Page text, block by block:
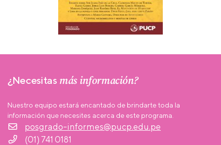
¿Necesitas más información?
Nuestro equipo estará encantado de brindarte toda la
información que necesites acerca de este programa.
posgrado-informes@pucp.edu.pe
(01) 741 0181